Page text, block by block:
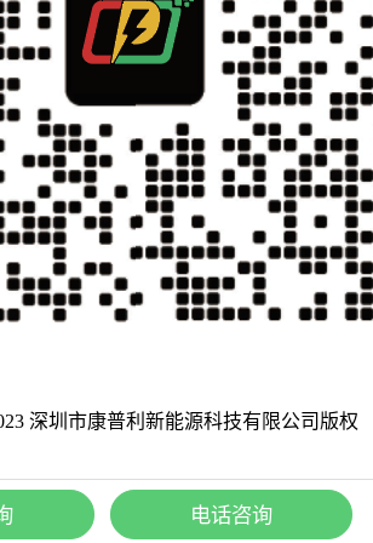
深圳市康普利新能源科技有限公司版权
粤公网安备44030002002541号
电话咨询